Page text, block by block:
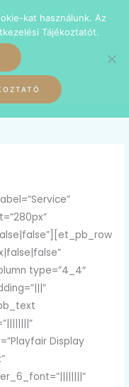
type=”4_4″
Display
kat használunk. Az
Tájékoztatót.